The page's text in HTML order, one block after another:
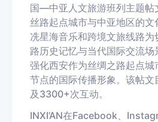
国—中亚人文旅游班列主题帖
丝路起点城市与中亚地区的文
冼星海音乐和跨境文旅线路为
路历史记忆与当代国际交流
强化西安作为丝绸之路起点
节点的国际传播形象。 该帖文
及 3300+次互动。
INXI’AN在Facebook、